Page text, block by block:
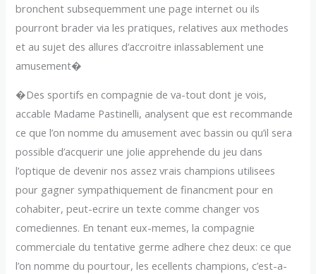
bronchent subsequemment une page internet ou ils
pourront brader via les pratiques, relatives aux methodes
et au sujet des allures d’accroitre inlassablement une
amusement�
�Des sportifs en compagnie de va-tout dont je vois,
accable Madame Pastinelli, analysent que est recommande
ce que l’on nomme du amusement avec bassin ou qu’il sera
possible d’acquerir une jolie apprehende du jeu dans
l’optique de devenir nos assez vrais champions utilisees
pour gagner sympathiquement de financment pour en
cohabiter, peut-ecrire un texte comme changer vos
comediennes. En tenant eux-memes, la compagnie
commerciale du tentative germe adhere chez deux: ce que
l’on nomme du pourtour, les ecellents champions, c’est-a-